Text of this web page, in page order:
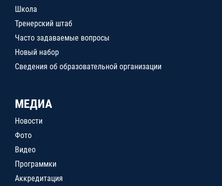
Школа
Тренерский штаб
Часто задаваемые вопросы
Новый набор
Сведения об образовательной организации
МЕДИА
Новости
Фото
Видео
Программки
Аккредитация